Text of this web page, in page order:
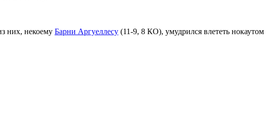
них, некоему Барни Аргуеллесу (11-9, 8 КО), умудрился влететь нокаутом